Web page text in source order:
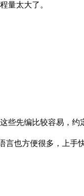
量太大了。
些先编比较容易，
言也方便很多，上手快